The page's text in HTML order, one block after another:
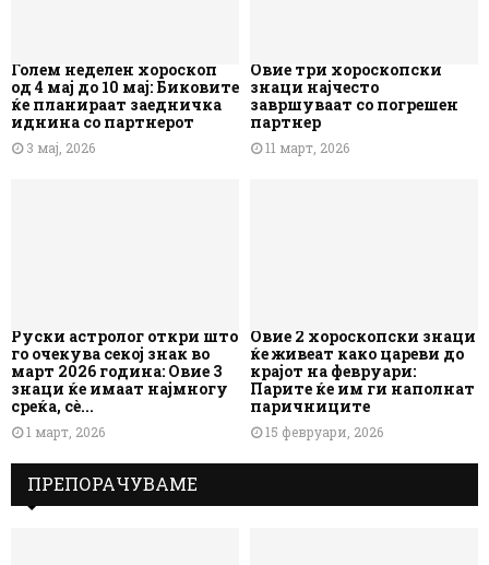
Голем неделен хороскоп
од 4 мај до 10 мај: Биковите
ќе планираат заедничка
иднина со партнерот
3 мај, 2026
Овие три хороскопски
знаци најчесто
завршуваат со погрешен
партнер
11 март, 2026
Руски астролог откри што
го очекува секој знак во
март 2026 година: Овие 3
знаци ќе имаат најмногу
среќа, сè...
1 март, 2026
Овие 2 хороскопски знаци
ќе живеат како цареви до
крајот на февруари:
Парите ќе им ги наполнат
паричниците
15 февруари, 2026
ПРЕПОРАЧУВАМЕ